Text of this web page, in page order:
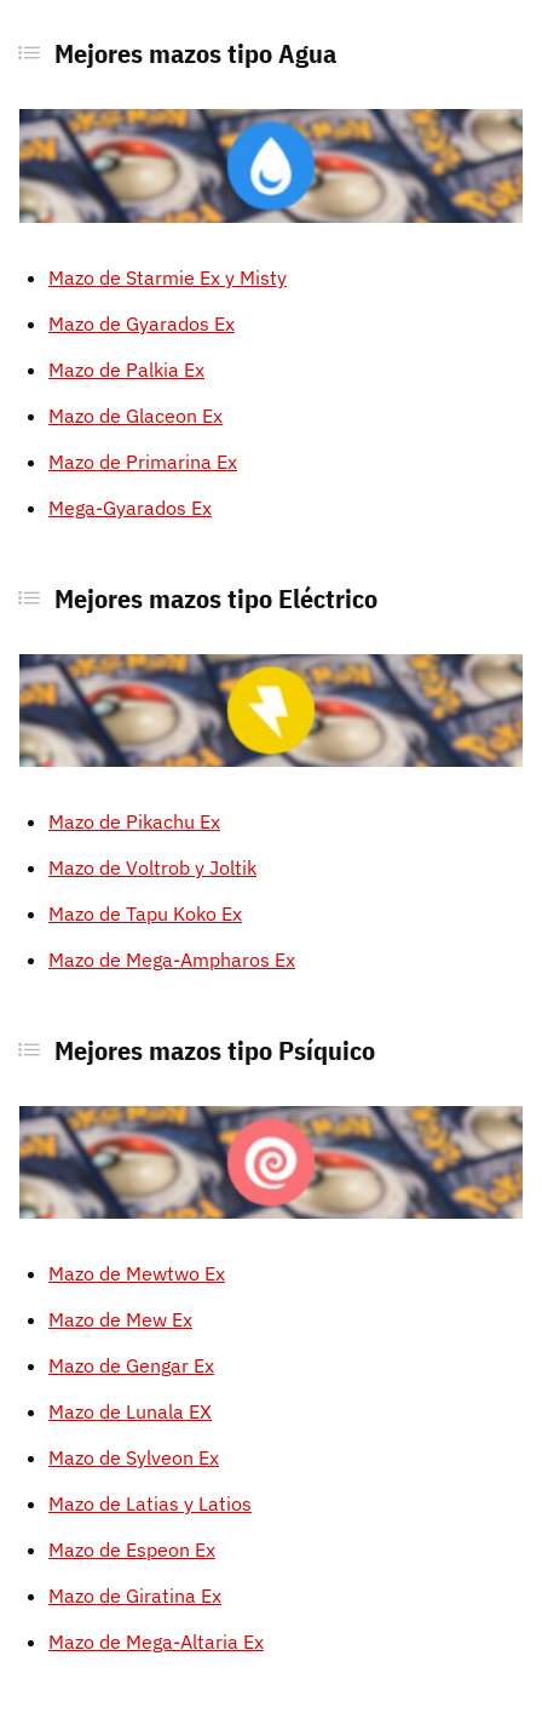
Mejores mazos tipo Agua
Mazo de Starmie Ex y Misty
Mazo de Gyarados Ex
Mazo de Palkia Ex
Mazo de Glaceon Ex
Mazo de Primarina Ex
Mega-Gyarados Ex
Mejores mazos tipo Eléctrico
Mazo de Pikachu Ex
Mazo de Voltrob y Joltik
Mazo de Tapu Koko Ex
Mazo de Mega-Ampharos Ex
Mejores mazos tipo Psíquico
Mazo de Mewtwo Ex
Mazo de Mew Ex
Mazo de Gengar Ex
Mazo de Lunala EX
Mazo de Sylveon Ex
Mazo de Latias y Latios
Mazo de Espeon Ex
Mazo de Giratina Ex
Mazo de Mega-Altaria Ex